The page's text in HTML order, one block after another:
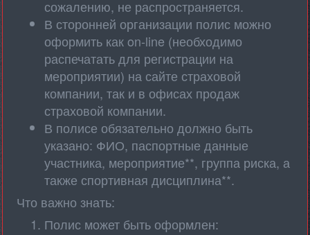
сожалению, не распространяется.
В сторонней организации полис можно
оформить как on-line (необходимо
распечатать для регистрации на
мероприятии) на сайте страховой
компании, так и в офисах продаж
страховой компании.
В полисе обязательно должно быть
указано: ФИО, паспортные данные
участника, мероприятие**, группа риска, а
также спортивная дисциплина**.
Что важно знать:
Полис может быть оформлен: